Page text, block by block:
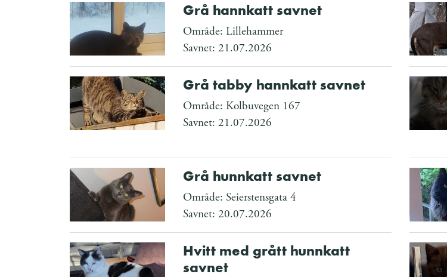
Grå hannkatt savnet
Område: Lillehammer
Savnet: 21.07.2026
Grå tabby hannkatt savnet
Område: Kolbuvegen 167
Savnet: 21.07.2026
Grå hunnkatt savnet
Område: Seierstensgata 4
Savnet: 20.07.2026
Hvitt med grått hunnkatt
savnet